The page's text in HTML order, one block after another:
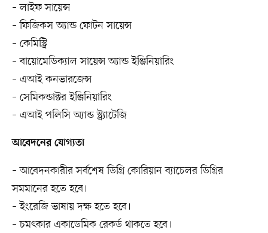
– লাইফ সায়েন্স
– ফিজিকস অ্যান্ড ফোটন সায়েন্স
– কেমিস্ট্রি
– বায়োমেডিক্যাল সায়েন্স অ্যান্ড ইঞ্জিনিয়ারিং
– এআই কনভারজেন্স
– সেমিকন্ডাক্টর ইঞ্জিনিয়ারিং
– এআই পলিসি অ্যান্ড স্ট্র্যাটেজি
আবেদনের যোগ্যতা
– আবেদনকারীর সর্বশেষ ডিগ্রি কোরিয়ান ব্যাচেলর ডিগ্রির
সমমানের হতে হবে।
– ইংরেজি ভাষায় দক্ষ হতে হবে।
– চমৎকার একাডেমিক রেকর্ড থাকতে হবে।